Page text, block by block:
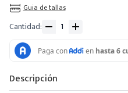
Guia de tallas
Cantidad
Descripción